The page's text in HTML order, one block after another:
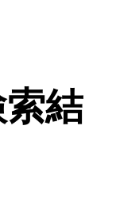
結